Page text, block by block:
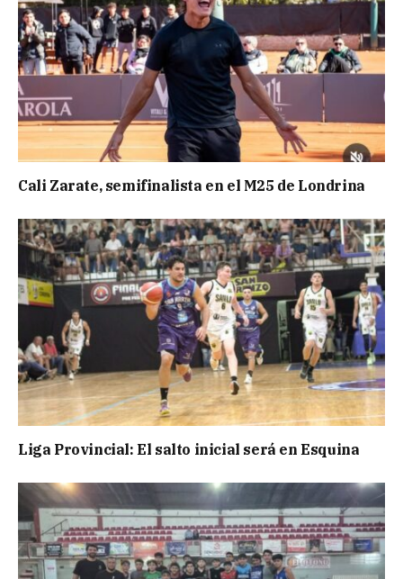
Cali Zarate, semifinalista en el M25 de Londrina
Liga Provincial: El salto inicial será en Esquina